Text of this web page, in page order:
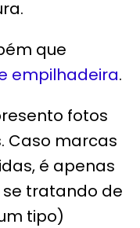
que
empilhadeira.
fotos
Caso marcas
é apenas
se tratando de
tipo)